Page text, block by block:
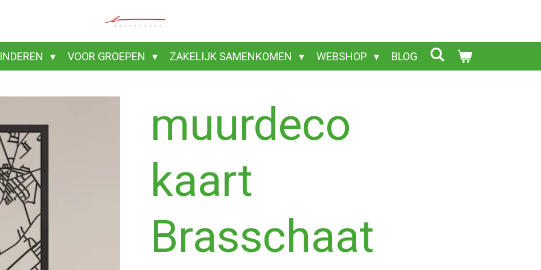
VOOR GROEPEN ZAKELIJK SAMENKOMEN WEBSHOP BLOG
muurdeco
kaart
Brasschaat